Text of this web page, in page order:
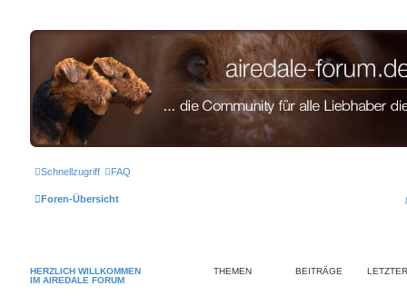
airedale-forum.de
Schnellzugriff FAQ
Foren-Übersicht
HERZLICH WILLKOMMEN
IM AIREDALE FORUM
THEMEN BEITRÄGE